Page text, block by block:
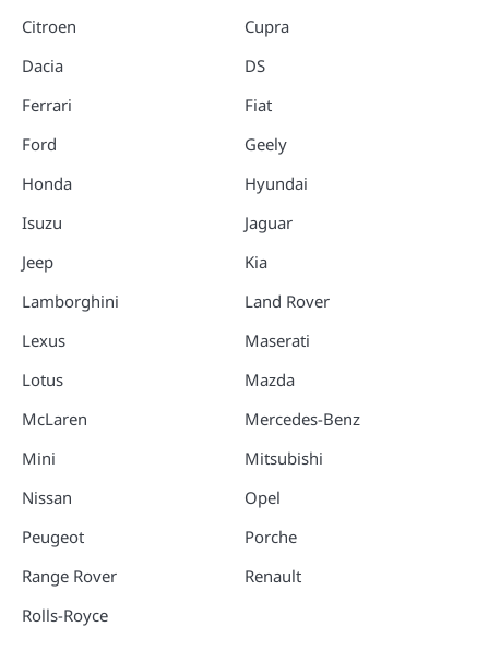
Citroen
Dacia
Ferrari
Ford
Honda
Isuzu
Jeep
Lamborghini
Lexus
Lotus
McLaren
Mini
Nissan
Peugeot
Range Rover
Rolls-Royce
Cupra
DS
Fiat
Geely
Hyundai
Jaguar
Kia
Land Rover
Maserati
Mazda
Mercedes-Benz
Mitsubishi
Opel
Porche
Renault